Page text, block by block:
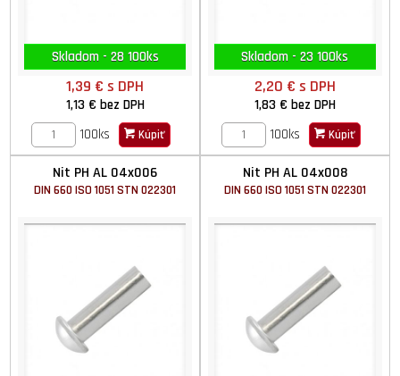
Skladom - 28 100ks
1,39 €s DPH
1,13 € bez DPH
100ks
Kúpiť
Skladom - 23 100ks
2,20 € s DPH
1,83 € bez DPH
100ks
Kúpiť
Nit PH AL 04x006
DIN 660 ISO 1051 STN 022301
Nit PH AL 04x008
DIN 660 ISO 1051 STN 022301